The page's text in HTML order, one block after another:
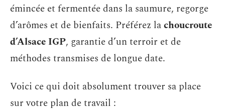
émincée et fermentée dans la saumure, regorge
d’arômes et de bienfaits. Préférez lachoucroute
d’Alsace IGP, garantie d’un terroir et de
méthodes transmises de longue date.
Voici ce qui doit absolument trouver sa place
sur votre plan de travail :